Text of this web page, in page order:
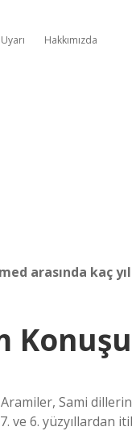
Hakkımızda
arasında kaç
Sami
ve 6.